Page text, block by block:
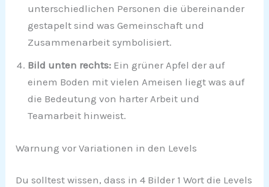
unterschiedlichen Personen die übereinander
gestapelt sind was Gemeinschaft und
Zusammenarbeit symbolisiert.
Bild unten rechts: Ein grüner Apfel der auf
einem Boden mit vielen Ameisen liegt was auf
die Bedeutung von harter Arbeit und
Teamarbeit hinweist.
Warnung vor Variationen in den Levels
Du solltest wissen, dass in 4 Bilder 1 Wort die Levels